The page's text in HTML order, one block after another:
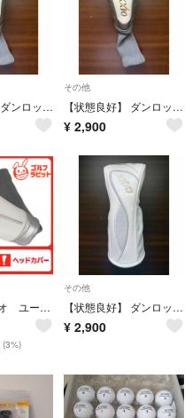
【状態良好】 ダンロップ XXIO10 ゼクシオ10 レディース ユーティリティ用 ヘッドカバー H6
その他
【状態良好】 ダンロップ XXIO10 ゼクシオ10 レディース ユーティリティ用 ヘッドカバー H4
¥ 2,900
良品 ゼクシオ ユーティリティー ヘッドカバー
(3%)
その他
【状態良好】 ダンロップ XXIO14 ゼクシオ14 レディース フェアウェイウッド用 ヘッドカバー 5W
¥ 2,900